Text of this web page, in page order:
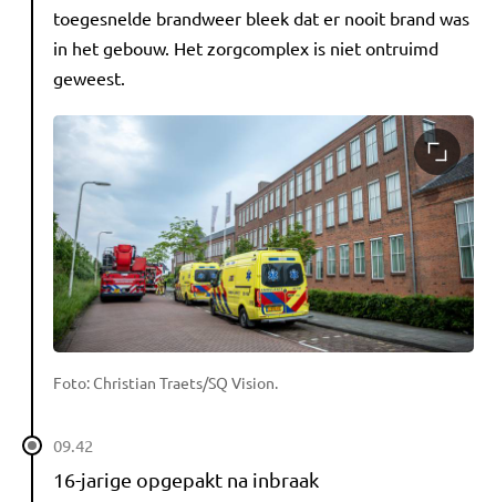
toegesnelde brandweer bleek dat er nooit brand was
in het gebouw. Het zorgcomplex is niet ontruimd
geweest.
Foto: Christian Traets/SQ Vision.
09.42
16-jarige opgepakt na inbraak